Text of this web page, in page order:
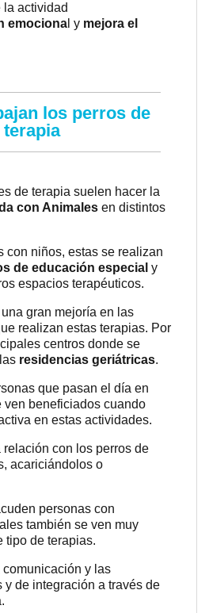
la actividad
emociona l y mejora el
los perros de
terapia
de terapia suelen hacer la
con Animales en distintos
con niños, estas se realizan
de educación especial y
espacios terapéuticos.
gran mejoría en las
realizan estas terapias. Por
centros donde se
residencias geriátricas.
que pasan el día en
ven beneficiados cuando
en estas actividades.
con los perros de
acariciándolos o
personas con
también se ven muy
tipo de terapias.
y las
y de integración a través de